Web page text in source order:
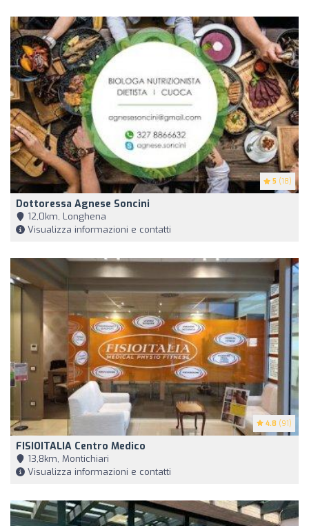
5 (18)
Dottoressa Agnese Soncini
12,0km, Longhena
Visualizza informazioni e contatti
4.8 (91)
FISIOITALIA Centro Medico
13,8km, Montichiari
Visualizza informazioni e contatti